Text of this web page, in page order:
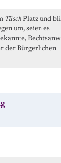
Tüsch Platz und
um, seien es
der Bürgerlichen